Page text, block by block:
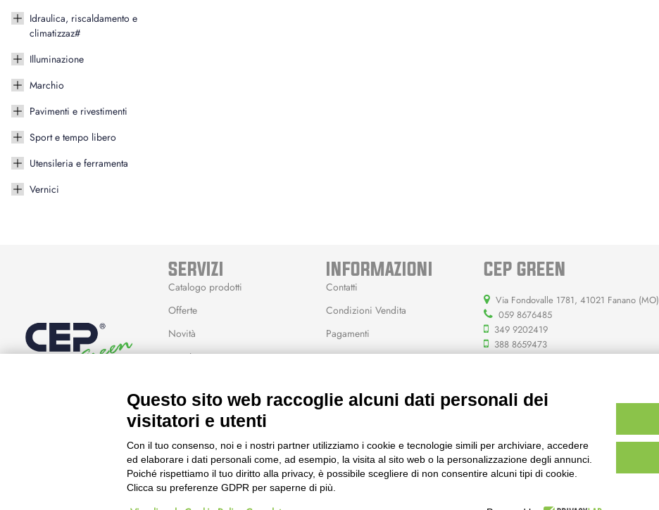
Idraulica, riscaldamento e
climatizzaz#
Illuminazione
Marchio
Pavimenti e rivestimenti
Sport e tempo libero
Utensileria e ferramenta
Vernici
SERVIZI
Catalogo prodotti
Offerte
Novità
Marchi
Wishlist
INFORMAZIONI
Contatti
Condizioni Vendita
Pagamenti
CEP GREEN
Via Fondovalle 1781, 41021 Fanano (MO)
059 8676485
349 9202419
388 8659473
Orario
Dal lunedì al venerdì
8:30 – 12:30 / 15:30 - 19:00
Questo sito web raccoglie alcuni dati personali dei
visitatori e utenti
Con il tuo consenso, noi e i nostri partner utilizziamo i cookie e tecnologie simili per archiviare, accedere
ed elaborare i dati personali come, ad esempio, la visita al sito web o la personalizzazione degli annunci.
Poiché rispettiamo il tuo diritto alla privacy, è possibile scegliere di non consentire alcuni tipi di cookie.
Clicca su preferenze GDPR per saperne di più.